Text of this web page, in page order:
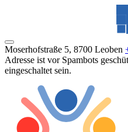
Moserhofstraße 5, 8700 Leoben
Adresse ist vor Spambots
eingeschaltet sein.